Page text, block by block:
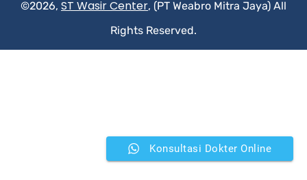
©2026, ST Wasir Center, (PT Weabro Mitra Jaya) All
Rights Reserved.
Konsultasi Dokter Online